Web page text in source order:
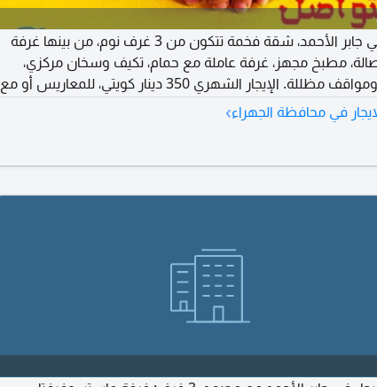
للإيجار في جابر الأحمد، شقة فخمة تتكون من 3 غرف نوم، من بينها غرفة
مطبخ مجهز، غرفة عاملة مع حمام، تكيف وسخان مركزي،
مصعد، ومواقف مظللة. الإيجار الشهري 350 دينار كويتي، للمعاريس أو مع
أقصى.
في محافظة الجهراء›